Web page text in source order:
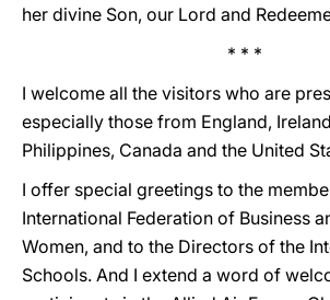
her divine Son, our Lord and
* * *
I welcome all the visitors who are
especially those from England,
Philippines, Canada and the United
I offer special greetings to the
International Federation of Business
Women, and to the Directors of the
Schools. And I extend a word of